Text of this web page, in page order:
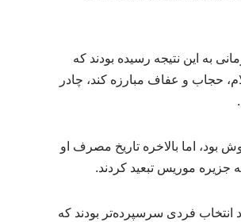
به این نتیجه رسیده بودند که
حجاب و عفاف مبارزه کند، چادر
بود، اما بالاخره تاریخ مصرف او
انتخاب فردی سرسپرده‌تر بودند که